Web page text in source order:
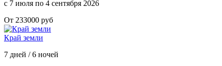
с 7 июля по 4 сентября 2026
От 233000 руб
Край земли
7 дней / 6 ночей